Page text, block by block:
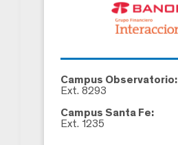
Campus Observatorio:
Ext. 8293
Campus Santa Fe:
Ext. 1235